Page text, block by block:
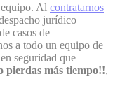
Al contratarnos
jurídico
casos de
a todo un equipo de
seguridad que
pierdas más tiempo!!,